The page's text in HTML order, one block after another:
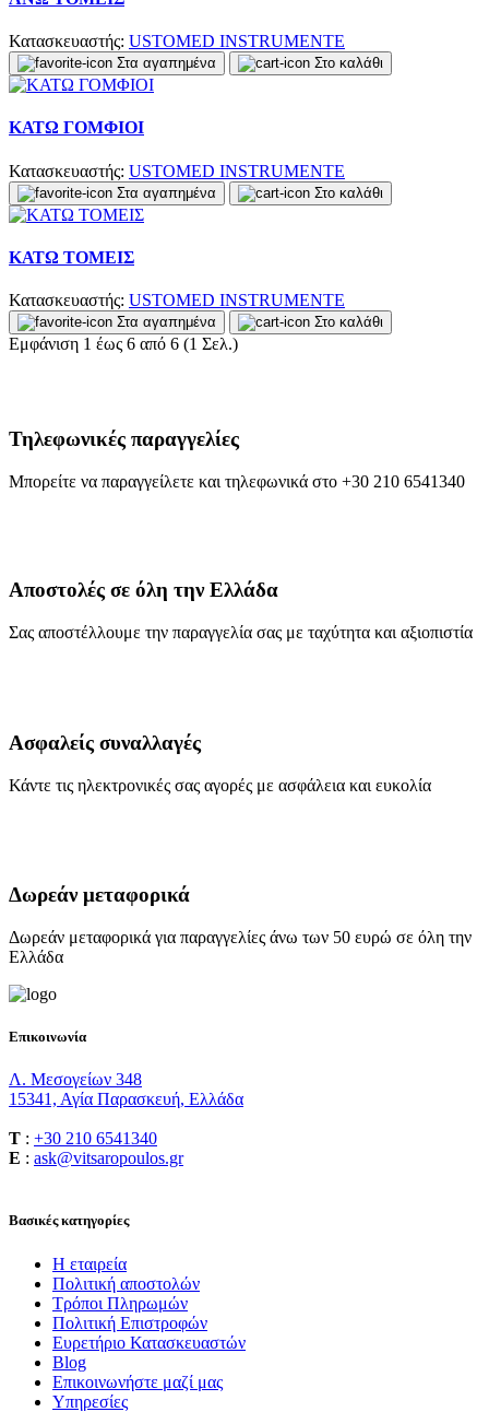
Κατασκευαστής: USTOMED INSTRUMENTE
Στα αγαπημένα Στο καλάθι
ΚΑΤΩ ΓΟΜΦΙΟΙ
Κατασκευαστής: USTOMED INSTRUMENTE
Στα αγαπημένα Στο καλάθι
ΚΑΤΩ ΤΟΜΕΙΣ
Κατασκευαστής: USTOMED INSTRUMENTE
Στα αγαπημένα Στο καλάθι
Εμφάνιση 1 έως 6 από 6 (1 Σελ.)
Τηλεφωνικές παραγγελίες
Μπορείτε να παραγγείλετε και τηλεφωνικά στο +30 210 6541340
Αποστολές σε όλη την Ελλάδα
Σας αποστέλλουμε την παραγγελία σας με ταχύτητα και αξιοπιστία
Ασφαλείς συναλλαγές
Κάντε τις ηλεκτρονικές σας αγορές με ασφάλεια και ευκολία
Δωρεάν μεταφορικά
Δωρεάν μεταφορικά για παραγγελίες άνω των 50 ευρώ σε όλη την
Ελλάδα
Επικοινωνία
Λ. Μεσογείων 348
15341, Αγία Παρασκευή, Ελλάδα
T : +30 210 6541340
E : ask@vitsaropoulos.gr
Βασικές κατηγορίες
Η εταιρεία
Πολιτική αποστολών
Τρόποι Πληρωμών
Πολιτική Επιστροφών
Ευρετήριο Κατασκευαστών
Blog
Επικοινωνήστε μαζί μας
Υπηρεσίες